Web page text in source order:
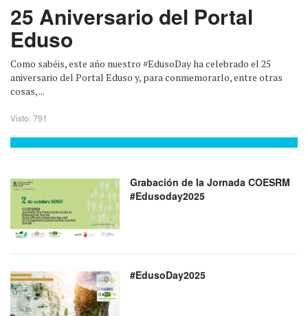
25 Aniversario del Portal
Eduso
Como sabéis, este año nuestro #EdusoDay ha celebrado el 25
aniversario del Portal Eduso y, para conmemorarlo, entre otras
cosas, ...
Visto: 791
Grabación de la Jornada COESRM
#Edusoday2025
#EdusoDay2025